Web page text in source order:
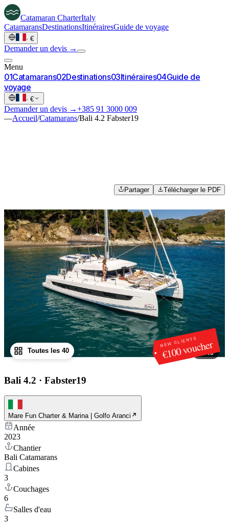
Catamaran CharterItaly
CatamaransDestinationsItinérairesGuide de voyage
· €
Demander un devis →
Menu
01Catamarans02Destinations03Itinéraires04Guide de
voyage
· €
Demander un devis →+385 91 3000 009
—Accueil/Catamarans/Bali 4.2 Fabster19
Partager Télécharger le PDF
NEW CLIENTS
€100 voucher
1/40
Toutes les 40
Bali 4.2 · Fabster19
Mare Fun Charter & Marina | Golfo Aranci
Année
2023
Chantier
Bali Catamarans
Cabines
3
Couchages
6
Salles d'eau
3